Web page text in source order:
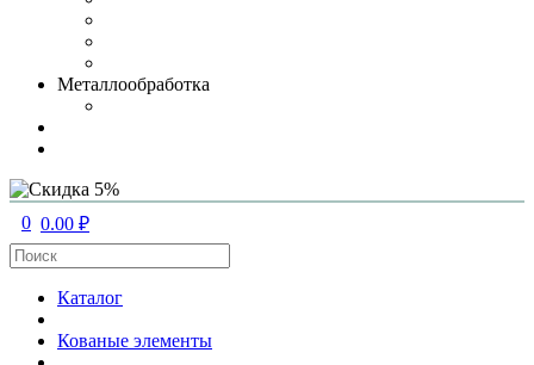
Металлообработка
0 0.00 ₽
Каталог
Кованые элементы